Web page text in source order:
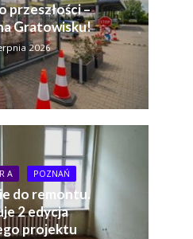
przeszłości –
Gratowisku!
2026
A POZNAŃ
do remontu.
2 edycja
projektu